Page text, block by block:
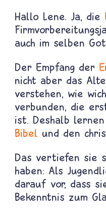
Hallo Lene. Ja, die
auch im selben
Der Empfang der
nicht aber das
verstehen, wie
verbunden, die
ist. Deshalb
Bibel und den
Das vertiefen sie
haben: Als
darauf vor, dass
Bekenntnis zum